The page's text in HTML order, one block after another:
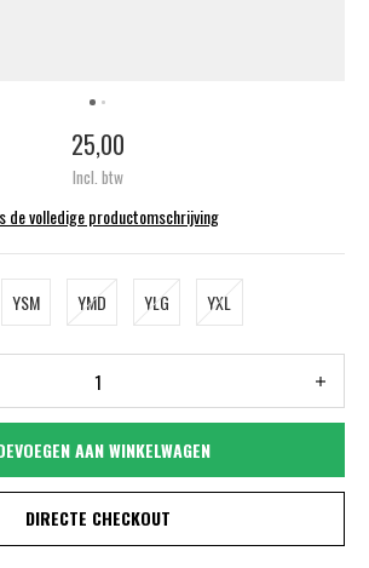
25,00
Incl. btw
de volledige productomschrijving
YSM YMD YLG YXL
AAN WINKELWAGEN
DIRECTE CHECKOUT